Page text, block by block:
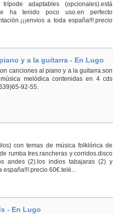
adaptables (opcionales).está
ha tenido poco uso.en perfecto
a toda españa!!!.precio
y a la guitarra - En Lugo
canciones al piano y a la guitarra.son
melódica contenidas en 4 cds
92-55.
con temas de música folklórica de
rumba tres.rancheras y corridos.disco
andes (2).los indios tabajaras (2) y
españa!!!.precio 60€.telé...
- En Lugo